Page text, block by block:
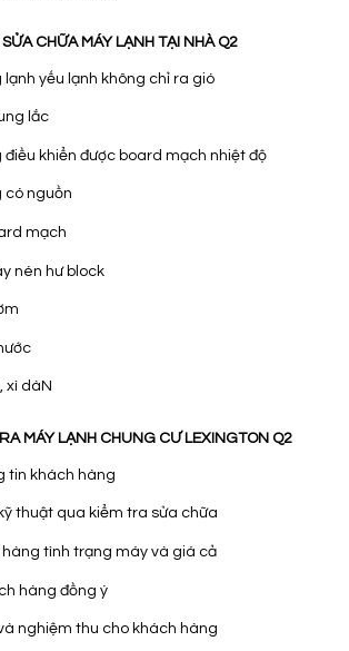
CHỮA MÁY LẠNH TẠI NHÀ Q2
lạnh yếu lạnh không chỉ ra gió
lắc
điều khiển được board mạch nhiệt độ
có nguồn
mạch
nén hư block
xì dàN
MÁY LẠNH CHUNG CƯ LEXINGTON Q2
tin khách hàng
thuật qua kiểm tra sửa chữa
tình trạng máy và giá cả
hàng đồng ý
nghiệm thu cho khách hàng